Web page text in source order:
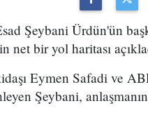
Şeybani Ürdün'ün
net bir yol haritası
Eymen Safadi ve
Şeybani,